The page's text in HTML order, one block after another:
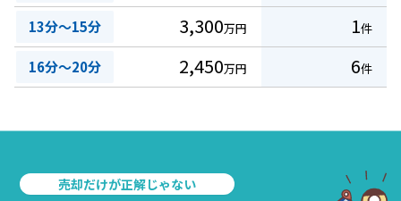
13分～15分 3,300万円 1件
16分～20分 2,450万円 6件
売却だけが正解じゃない